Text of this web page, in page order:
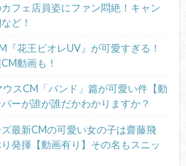
フェ店員姿にファン悶絶！キャン
ど！
『花王ビオレUV』が可愛すぎる！
動画も！
ウスCM「バンド」篇が可愛い件【動
ーが誰が誰だかわかりますか？
最新CMの可愛い女の子は齋藤飛
発揮【動画有り】その名もスニッ